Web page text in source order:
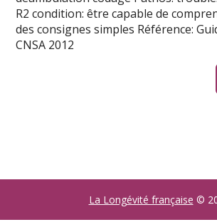
R2 condition: être capable de
des consignes simples Référence:
CNSA 2012
La Longévité française ©